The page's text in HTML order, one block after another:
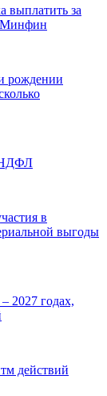
за
Минфин
рождении
НДФЛ
в
выгоды
2027 годах,
действий